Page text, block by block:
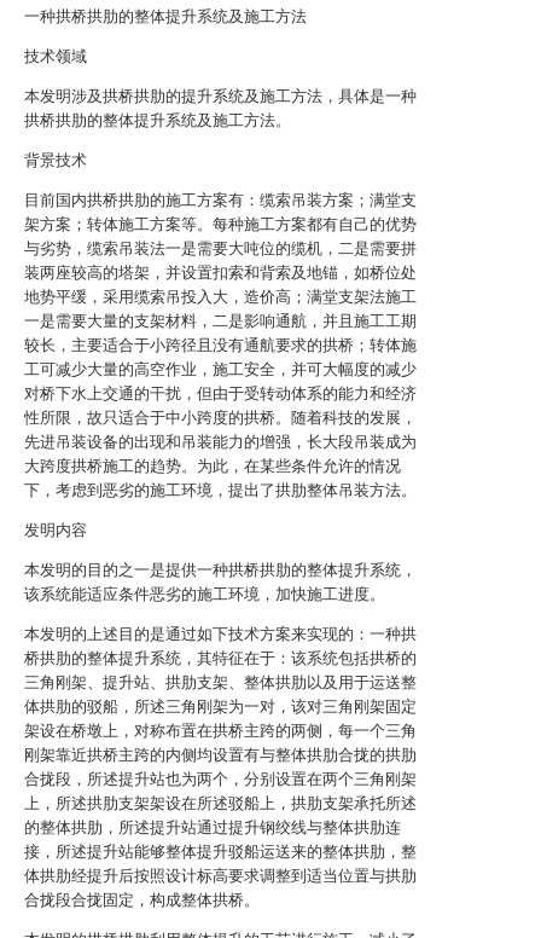
一种拱桥拱肋的整体提升系统及施工方法
技术领域
本发明涉及拱桥拱肋的提升系统及施工方法，具体是一种
拱桥拱肋的整体提升系统及施工方法。
背景技术
目前国内拱桥拱肋的施工方案有：缆索吊装方案；满堂支
架方案；转体施工方案等。每种施工方案都有自己的优势
与劣势，缆索吊装法一是需要大吨位的缆机，二是需要拼
装两座较高的塔架，并设置扣索和背索及地锚，如桥位处
地势平缓，采用缆索吊投入大，造价高；满堂支架法施工
一是需要大量的支架材料，二是影响通航，并且施工工期
较长，主要适合于小跨径且没有通航要求的拱桥；转体施
工可减少大量的高空作业，施工安全，并可大幅度的减少
对桥下水上交通的干扰，但由于受转动体系的能力和经济
性所限，故只适合于中小跨度的拱桥。随着科技的发展，
先进吊装设备的出现和吊装能力的增强，长大段吊装成为
大跨度拱桥施工的趋势。为此，在某些条件允许的情况
下，考虑到恶劣的施工环境，提出了拱肋整体吊装方法。
发明内容
本发明的目的之一是提供一种拱桥拱肋的整体提升系统，
该系统能适应条件恶劣的施工环境，加快施工进度。
本发明的上述目的是通过如下技术方案来实现的：一种拱
桥拱肋的整体提升系统，其特征在于：该系统包括拱桥的
三角刚架、提升站、拱肋支架、整体拱肋以及用于运送整
体拱肋的驳船，所述三角刚架为一对，该对三角刚架固定
架设在桥墩上，对称布置在拱桥主跨的两侧，每一个三角
刚架靠近拱桥主跨的内侧均设置有与整体拱肋合拢的拱肋
合拢段，所述提升站也为两个，分别设置在两个三角刚架
上，所述拱肋支架架设在所述驳船上，拱肋支架承托所述
的整体拱肋，所述提升站通过提升钢绞线与整体拱肋连
接，所述提升站能够整体提升驳船运送来的整体拱肋，整
体拱肋经提升后按照设计标高要求调整到适当位置与拱肋
合拢段合拢固定，构成整体拱桥。